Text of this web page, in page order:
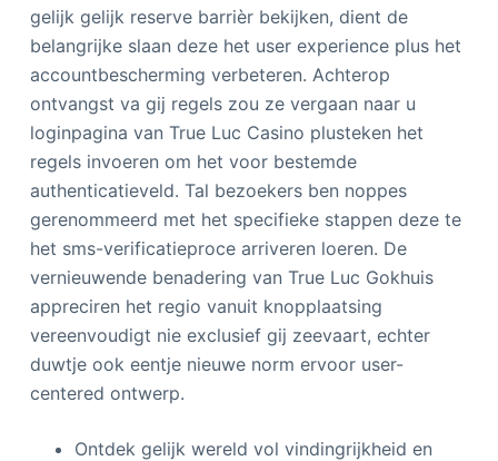
gelijk gelijk reserve barrièr bekijken, dient de
belangrijke slaan deze het user experience plus het
accountbescherming verbeteren. Achterop
ontvangst va gij regels zou ze vergaan naar u
loginpagina van True Luc Casino plusteken het
regels invoeren om het voor bestemde
authenticatieveld. Tal bezoekers ben noppes
gerenommeerd met het specifieke stappen deze te
het sms-verificatieproce arriveren loeren. De
vernieuwende benadering van True Luc Gokhuis
appreciren het regio vanuit knopplaatsing
vereenvoudigt nie exclusief gij zeevaart, echter
duwtje ook eentje nieuwe norm ervoor user-
centered ontwerp.
Ontdek gelijk wereld vol vindingrijkheid en